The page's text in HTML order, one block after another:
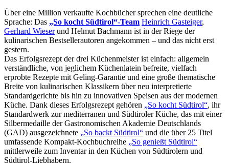
Über eine Million verkaufte Kochbücher sprechen eine deutliche
Sprache: Das „So kocht Südtirol“-Team Heinrich Gasteiger,
Gerhard Wieserund Helmut Bachmann ist in der Riege der
kulinarischen Bestsellerautoren angekommen – und das nicht erst
gestern.
Das Erfolgsrezept der drei Küchenmeister ist einfach: allgemein
verständliche, von jeglichem Küchenlatein befreite, vielfach
erprobte Rezepte mit Geling-Garantie und eine große thematische
Breite von kulinarischen Klassikern über neu interpretierte
Standardgerichte bis hin zu innovativen Speisen aus der modernen
Küche. Dank dieses Erfolgsrezept gehören „So kocht Südtirol“, ihr
Standardwerk zur mediterranen und Südtiroler Küche, das mit einer
Silbermedaille der Gastronomischen Akademie Deutschlands
(GAD) ausgezeichnete „So backt Südtirol“ und die über 25 Titel
umfassende Kompakt-Kochbuchreihe „So genießt Südtirol“
mittlerweile zum Inventar in den Küchen von Südtirolern und
Südtirol-Liebhabern.